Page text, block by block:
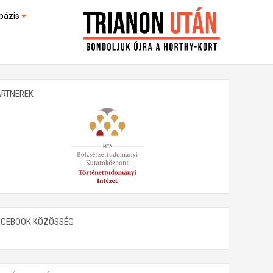
(feltöltés alatt)
KÖZÖSSÉG